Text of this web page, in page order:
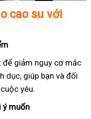
cao su với
để giảm nguy cơ mắc
dục, giúp bạn và đối
yêu.
ý muốn